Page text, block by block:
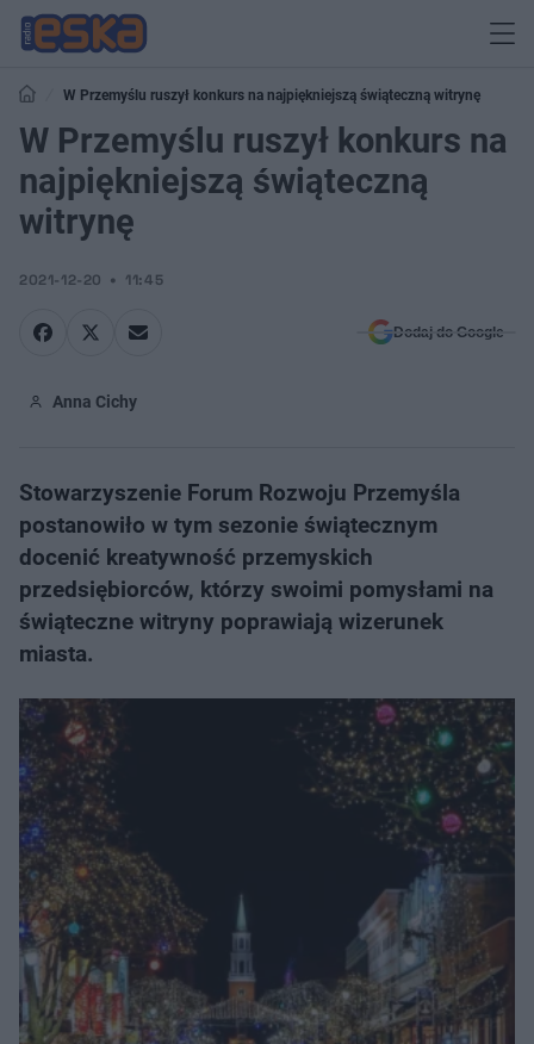
W Przemyślu ruszył konkurs na najpiękniejszą świąteczną witrynę
W Przemyślu ruszył konkurs na
najpiękniejszą świąteczną
witrynę
2021-12-20 11:45
Dodaj do Google
Anna Cichy
Stowarzyszenie Forum Rozwoju Przemyśla
postanowiło w tym sezonie świątecznym
docenić kreatywność przemyskich
przedsiębiorców, którzy swoimi pomysłami na
świąteczne witryny poprawiają wizerunek
miasta.